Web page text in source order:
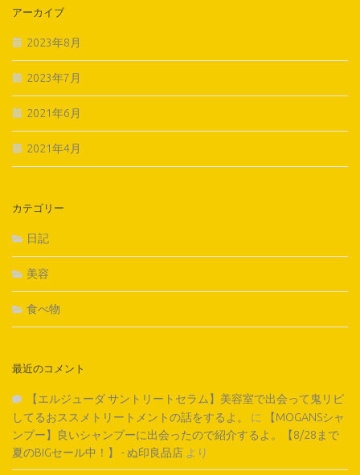
アーカイブ
2023年8月
2023年7月
2021年6月
2021年4月
カテゴリー
日記
美容
食べ物
最近のコメント
【エルジューダ サントリートセラム】美容室で出会って鬼リピ
してるおススメトリートメントの話をするよ。
に
【MOGANSシャ
ンプー】良いシャンプーに出会ったので紹介するよ。【8/28まで
夏のBIGセール中！】 - ぬ印良品店 より